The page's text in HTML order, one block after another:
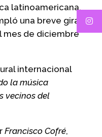
latinoamericana.
una breve gira
mes de diciembre
internacional
la música
vecinos del
Francisco Cofré,